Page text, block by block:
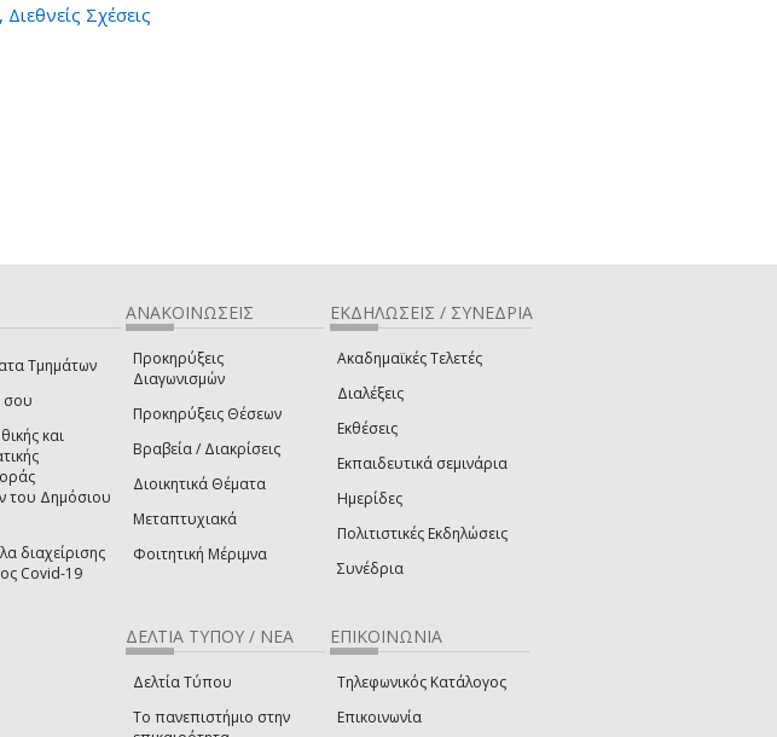
Σχέσεις
Τμημάτων
σου
και
του Δημόσιου
διαχείρισης
Covid-19
ΑΝΑΚΟΙΝΩΣΕΙΣ
Προκηρύξεις
Διαγωνισμών
Προκηρύξεις Θέσεων
Βραβεία / Διακρίσεις
Διοικητικά Θέματα
Μεταπτυχιακά
Φοιτητική Μέριμνα
ΕΚΔΗΛΩΣΕΙΣ / ΣΥΝΕΔΡΙΑ
Ακαδημαϊκές Τελετές
Διαλέξεις
Εκθέσεις
Εκπαιδευτικά σεμινάρια
Ημερίδες
Πολιτιστικές Εκδηλώσεις
Συνέδρια
ΔΕΛΤΙΑ ΤΥΠΟΥ / ΝΕΑ
Δελτία Τύπου
Το πανεπιστήμιο στην
ΕΠΙΚΟΙΝΩΝΙΑ
Τηλεφωνικός Κατάλογος
Επικοινωνία